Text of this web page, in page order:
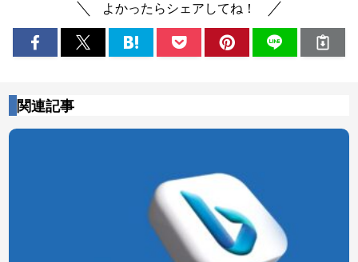
よかったらシェアしてね！
関連記事